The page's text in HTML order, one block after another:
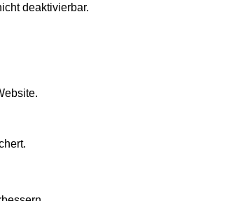
deaktivierbar.